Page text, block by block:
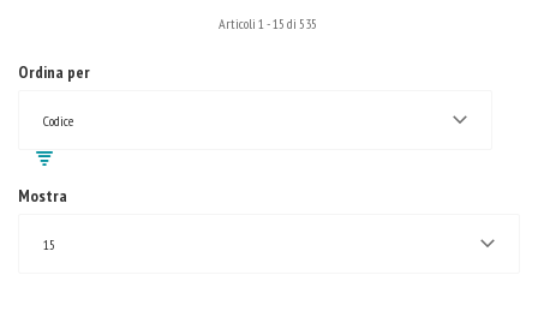
Ordina per
Codice
Articoli 1 -15 di 535
Mostra
15